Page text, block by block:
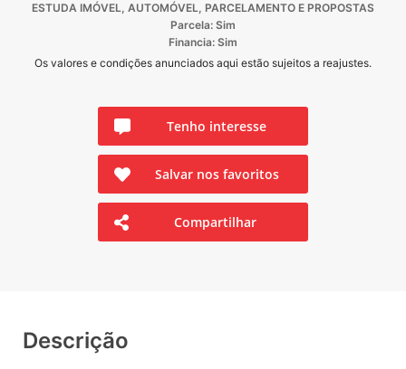
ESTUDA IMÓVEL, AUTOMÓVEL, PARCELAMENTO E PROPOSTAS
Parcela: Sim
Financia: Sim
Os valores e condições anunciados aqui estão sujeitos a reajustes.
Tenho interesse
Salvar nos favoritos
Compartilhar
Descrição